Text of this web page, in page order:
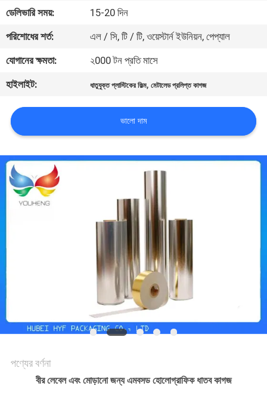
মান
নিয়ন্ত্রণ
যোগাযোগ
করুন
খবর
উদ্ধৃতির
জন্য
আবেদন
সাইট
ম্যাপ
নীতি
ডেলিভারি সময়:
15-20 দিন
পরিশোধের শর্ত:
এল / সি, টি / টি, ওয়েস্টার্ন ইউনিয়ন, পেপ্যাল
যোগানের ক্ষমতা:
২000 টন প্রতি মাসে
হাইলাইট:
ধাতুযুক্ত প্লাস্টিকের ফিল্ম,মেটালেড প্রলিপ্ত কাগজ
ভালো দাম
পণ্যের বর্ণনা
বীর লেবেল এবং মোড়ানো জন্য এমবসড হোলোগ্রাফিক ধাতব কাগজ